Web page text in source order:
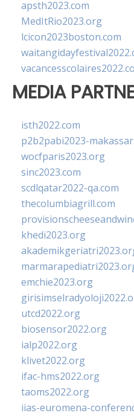
apsth2023.com
MedItRio2023.org
lcicon2023boston.com
MEDIA
isth2022.com
p2b2pabi2023-
wocfparis2023.org
sinc2023.com
scdlqatar2022-qa.com
thecolumbiagrill.com
khedi2023.org
emchie2023.org
utcd2022.org
biosensor2022.org
ialp2022.org
klivet2022.org
ifac-hms2022.org
taoms2022.org
iias-euromena-